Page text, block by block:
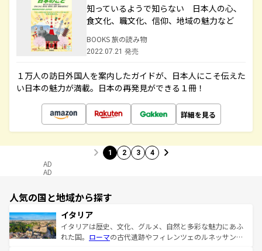
知っているようで知らない 日本人の心、
食文化、職文化、信仰、地域の魅力など
BOOKS 旅の読み物
2022.07.21 発売
１万人の訪日外国人を案内したガイドが、日本人にこそ伝えた
い日本の魅力が満載。日本の再発見ができる１冊！
詳細を見る
1 2 3 4
AD
AD
人気の国と地域から探す
イタリア
イタリアは歴史、文化、グルメ、自然と多彩な魅力にあふ
れた国。 ローマの古代遺跡やフィレンツェのルネッサンス